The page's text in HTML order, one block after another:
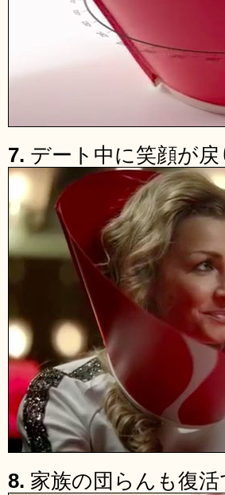
7. デート中に笑顔が戻
8. 家族の団らんも復活